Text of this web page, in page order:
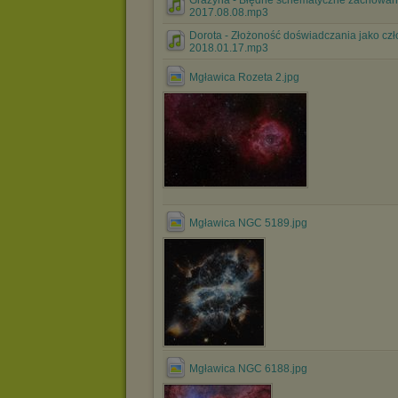
2017.08.08.mp3
Dorota - Złożoność doświadczania jako
2018.01.17.mp3
Mgławica Rozeta 2.jpg
Mgławica NGC 5189.jpg
Mgławica NGC 6188.jpg